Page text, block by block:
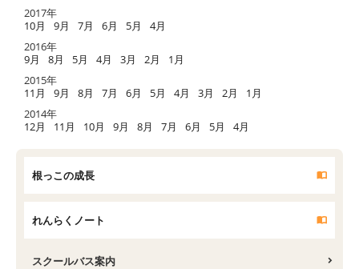
2017年
10月
9月 7月 6月 5月
4月
2016年
9月
8月 5月 4月 3月 2月
1月
2015年
11月
9月 8月 7月 6月 5月 4月 3月 2月
1月
2014年
12月
11月 10月 9月 8月 7月 6月 5月 4月
根っこの成長
れんらくノート
スクールバス案内